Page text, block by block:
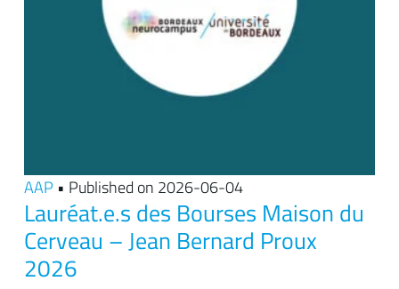
AAP • Published on 2026-06-04
Lauréat.e.s des Bourses Maison du
Cerveau – Jean Bernard Proux
2026